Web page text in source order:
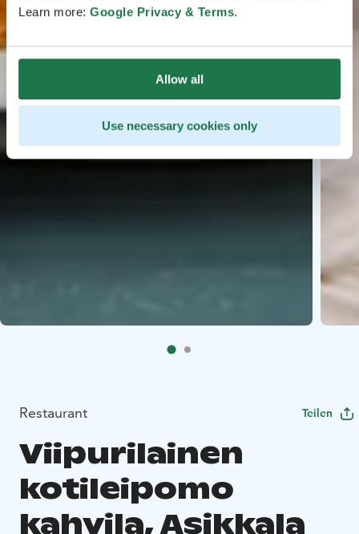
Learn more: Google Privacy & Terms.
Allow all
Use necessary cookies only
Restaurant Teilen
Viipurilainen
kotileipomo
kahvila, Asikkala